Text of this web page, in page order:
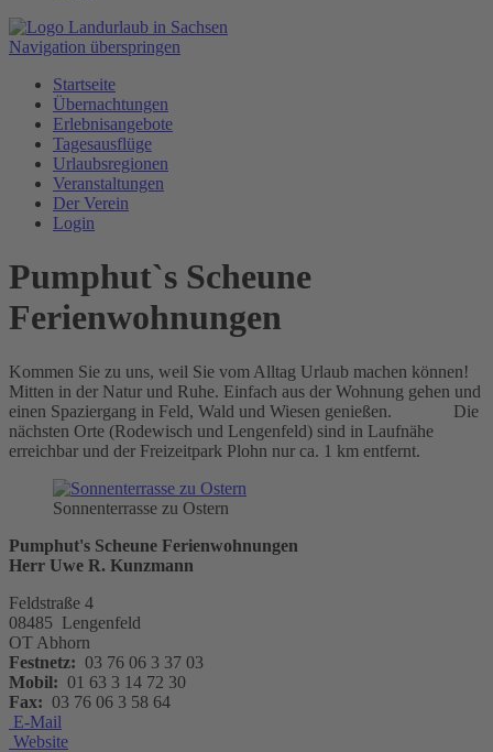
Navigation überspringen
Startseite
Übernachtungen
Erlebnisangebote
Tagesausflüge
Urlaubsregionen
Veranstaltungen
Der Verein
Login
Pumphut`s Scheune
Ferienwohnungen
Kommen Sie zu uns, weil Sie vom Alltag Urlaub machen können!
Mitten in der Natur und Ruhe. Einfach aus der Wohnung gehen und
einen Spaziergang in Feld, Wald und Wiesen genießen. Die
nächsten Orte (Rodewisch und Lengenfeld) sind in Laufnähe
erreichbar und der Freizeitpark Plohn nur ca. 1 km entfernt.
Sonnenterrasse zu Ostern
Pumphut's Scheune Ferienwohnungen
Herr Uwe R. Kunzmann
Feldstraße 4
08485 Lengenfeld
OT Abhorn
Festnetz: 03 76 06 3 37 03
Mobil: 01 63 3 14 72 30
Fax: 03 76 06 3 58 64
E-Mail
Website